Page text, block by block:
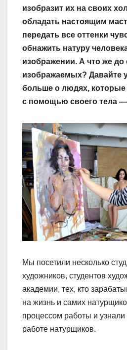
изобразит их на своих
обладать настоящим
передать все оттенки
обнажить натуру
изображении. А что же до
изображаемых? Давайте
больше о людях,
с помощью своего тела
Мы посетили несколько
художников, студентов
академии, тех, кто
на жизнь и самих
процессом работы и узнали
работе натурщиков.